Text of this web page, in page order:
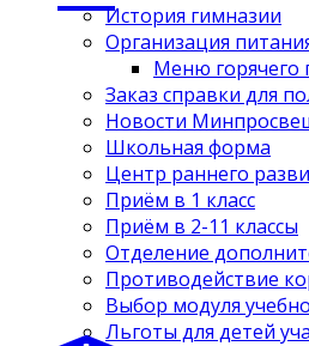
История гимназии
Организация
Меню горячего
Заказ справки для
Новости
Школьная форма
Центр раннего
Приём в 1 класс
Приём в 2-11 классы
Отделение
Противодействие
Выбор модуля
Льготы для детей